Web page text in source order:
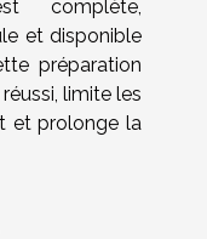
complète,
et disponible
préparation
limite les
et prolonge la